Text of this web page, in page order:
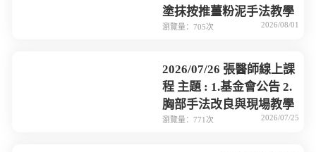
塗抹按推薑粉泥手法教學
瀏覽量：705次 2026/08/01
2026/07/26 張醫師線上課
程 主題 : 1.基金會公告 2.
胸部手法改良與現場教學
瀏覽量：771次 2026/07/25